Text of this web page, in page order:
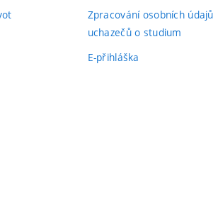
Zpracování osobních údajů
uchazečů o studium
E-přihláška